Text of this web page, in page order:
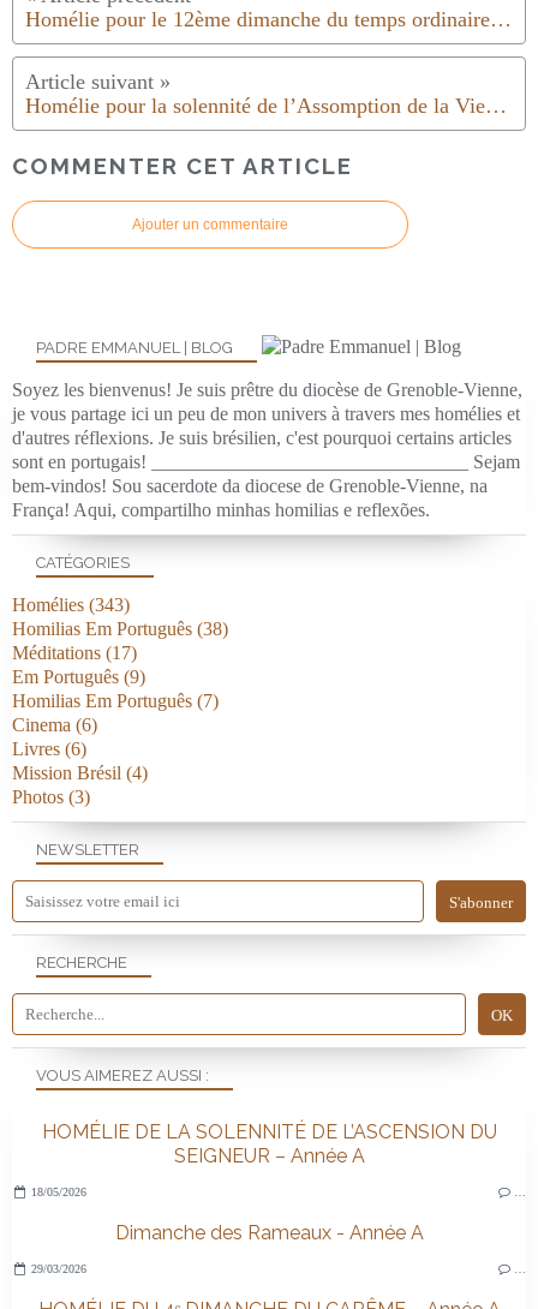
Homélie pour le 12ème dimanche du temps ordinaire | Année B | 2021
Homélie pour la solennité de l’Assomption de la Vierge Marie | 2021
COMMENTER CET ARTICLE
Ajouter un commentaire
NEWSLETTER
RECHERCHE
PADRE EMMANUEL | BLOG
Soyez les bienvenus! Je suis prêtre du diocèse de Grenoble-Vienne,
je vous partage ici un peu de mon univers à travers mes homélies et
d'autres réflexions. Je suis brésilien, c'est pourquoi certains articles
sont en portugais! _________________________________ Sejam
bem-vindos! Sou sacerdote da diocese de Grenoble-Vienne, na
França! Aqui, compartilho minhas homilias e reflexões.
VOUS AIMEREZ AUSSI :
HOMÉLIE DE LA SOLENNITÉ DE L’ASCENSION DU
SEIGNEUR – Année A
18/05/2026
Dimanche des Rameaux - Année A
29/03/2026
CATÉGORIES
Homélies (343)
Homilias Em Português (38)
Méditations (17)
Em Português (9)
Homilias Em Português (7)
Cinema (6)
Livres (6)
Mission Brésil (4)
Photos (3)